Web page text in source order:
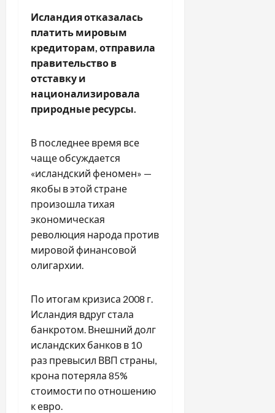
Исландия отказалась
платить мировым
кредиторам, отправила
правительство в
отставку и
национализировала
природные ресурсы.
В последнее время все
чаще обсуждается
«исландский феномен» —
якобы в этой стране
произошла тихая
экономическая
революция народа против
мировой финансовой
олигархии.
По итогам кризиса 2008 г.
Исландия вдруг стала
банкротом. Внешний долг
исландских банков в 10
раз превысил ВВП страны,
крона потеряла 85%
стоимости по отношению
к евро.